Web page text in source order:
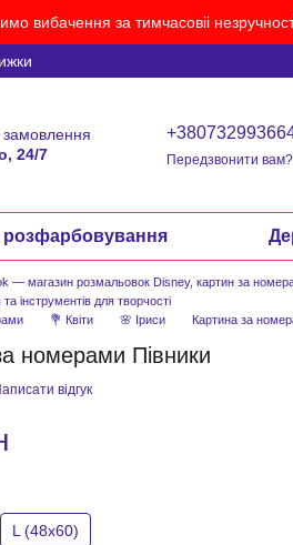
вибачення за тимчасовіі
24/7
Передзвонити вам?
розфарбовування
— магазин розмальовок Disney, картин за
та інструментів для творчості
💐 Квіти 🌸 Іриси Картина за
номерами Півники
відгук
L (48x60)